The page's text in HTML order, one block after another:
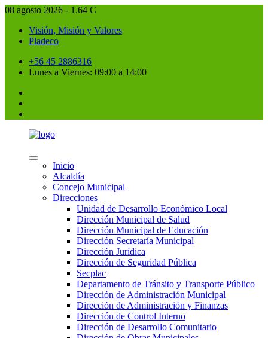
08 agosto 2026 - 1.64 C
Visión, Misión y Valores
Pladeco
+56 45 2886316
Lunes a Viernes: 09:00 a 14:00
Inicio
Alcaldía
Concejo Municipal
Direcciones
Unidad de Desarrollo Económico Local
Dirección Municipal de Salud
Dirección Municipal de Educación
Dirección Secretaría Municipal
Dirección Jurídica
Dirección de Seguridad Pública
Secplac
Departamento de Tránsito y Transporte Público
Dirección de Administración Municipal
Dirección de Administración y Finanzas
Dirección de Control Interno
Dirección de Desarrollo Comunitario